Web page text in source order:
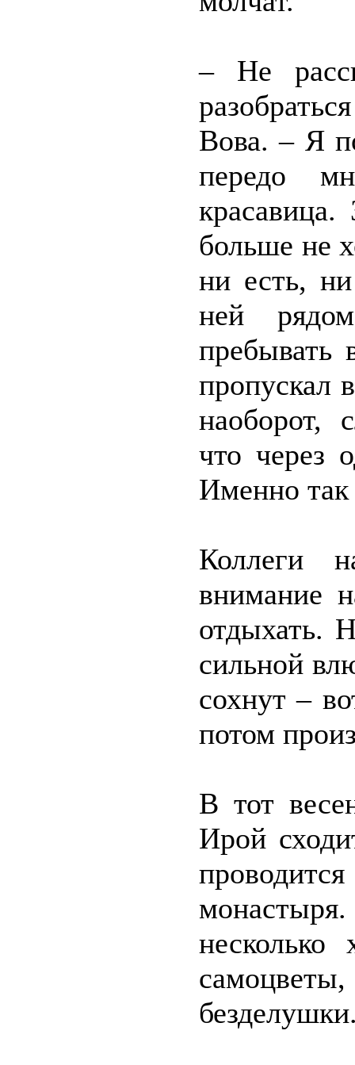
– Не
Вова. – Я
передо
больше не
ни есть,
ней
пребывать
пропускал
наоборот,
что через
Именно так
Коллеги
внимание
отдыхать.
сильной
сохнут –
потом
В тот
Ирой